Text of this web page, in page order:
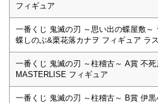
フィギュア
一番くじ 鬼滅の刃 ～思い出の蝶屋敷～
蝶しのぶ&栗花落カナヲ フィギュア ラ
一番くじ 鬼滅の刃 ～柱稽古～ A賞 不死
MASTERLISE フィギュア
一番くじ 鬼滅の刃 ～柱稽古～ B賞 伊黒